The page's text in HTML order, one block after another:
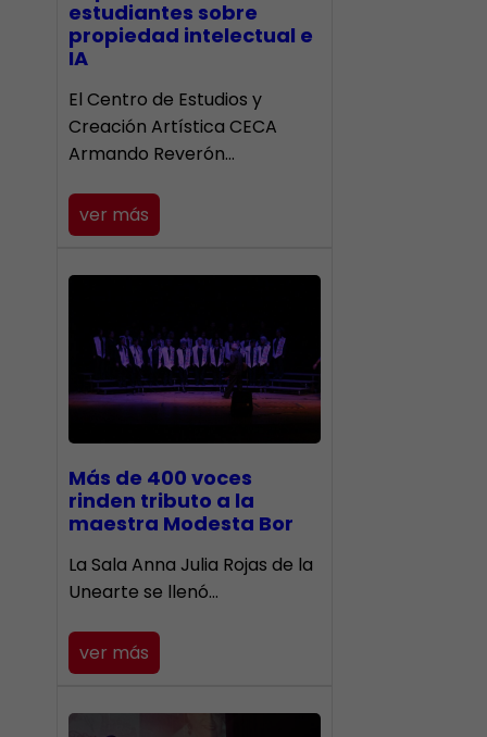
estudiantes sobre
propiedad intelectual e
IA
El Centro de Estudios y
Creación Artística CECA
Armando Reverón…
ver más
Más de 400 voces
rinden tributo a la
maestra Modesta Bor
​La Sala Anna Julia Rojas de la
Unearte se llenó…
ver más